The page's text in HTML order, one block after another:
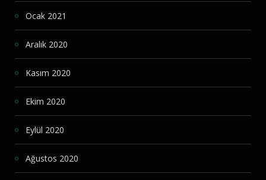
Ocak 2021
Aralık 2020
Kasım 2020
Ekim 2020
Eylül 2020
Ağustos 2020